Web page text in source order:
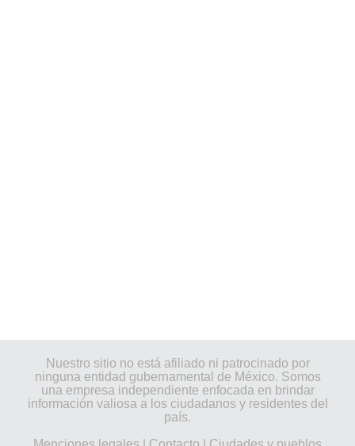
Nuestro sitio no está afiliado ni patrocinado por
ninguna entidad gubernamental de México. Somos
una empresa independiente enfocada en brindar
información valiosa a los ciudadanos y residentes del
país.